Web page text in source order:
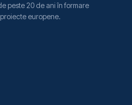
peste 20 de ani în formare
europene.